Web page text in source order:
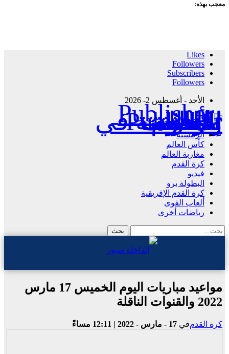
معجب بهذه:
Likes
Followers
Subscribers
Followers
الأحد - أغسطس 2- 2026
Publisher - تغطية إخبارية لكافة الأحداث الرياضية في المغرب والعالم.
الرئيسية
كأس العالم
مغاربة العالم
كرة القدم
فيديو
البطولة برو
كرة القدم الإفريقية
ألعاب القوى
رياضات أخرى
مواعيد مباريات اليوم الخميس 17 مارس
2022 والقنوات الناقلة
كرة القدمفي 17 - مارس - 2022 | 12:11 مساءً